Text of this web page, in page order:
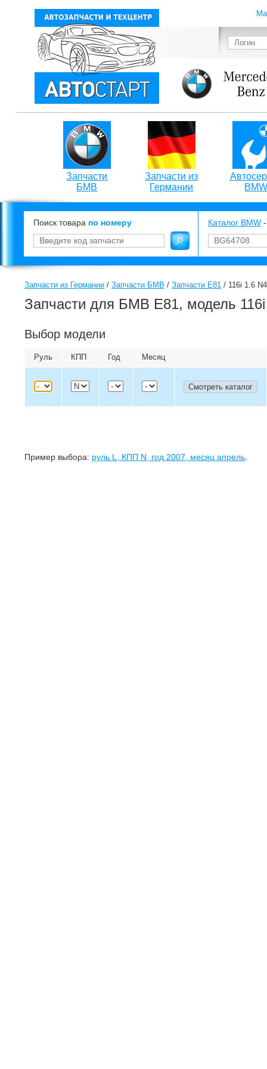
Запчасти
БМВ
Запчасти из
Германии
Поиск товара по номеру Каталог BMW
Запчасти из Германии / Запчасти БМВ / Запчасти E81 / 116i 1.6
Запчасти для БМВ E81, модель
Выбор модели
Руль КПП Год Месяц
Пример выбора: руль L , КПП N , год 2007 , месяц апрель